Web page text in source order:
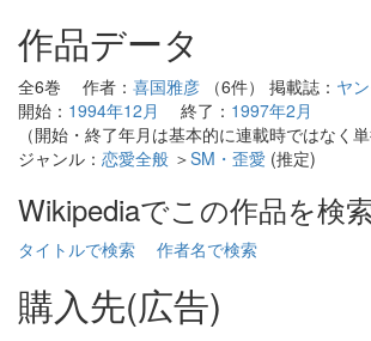
作品データ
全6巻 作者： 喜国雅彦 （6件） 掲載誌： ヤ
開始： 1994年12月 終了： 1997年2月
（開始・終了年月は基本的に連載時ではなく
ジャンル： 恋愛全般 ＞SM・歪愛 (推定)
Wikipediaでこの作品を検
タイトルで検索 作者名で検索
購入先(広告)